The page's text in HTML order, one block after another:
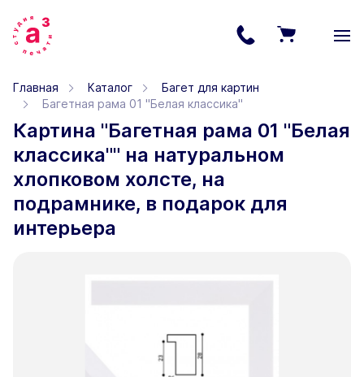
Главная Каталог
Багет для картин
Багетная рама 01 "Белая классика"
Картина "Багетная рама 01 "Белая
классика"" на натуральном
хлопковом холсте, на
подрамнике, в подарок для
интерьера